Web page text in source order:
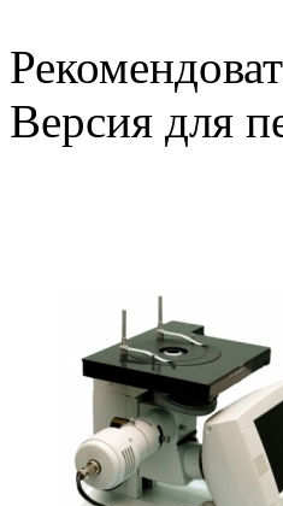
Версия для